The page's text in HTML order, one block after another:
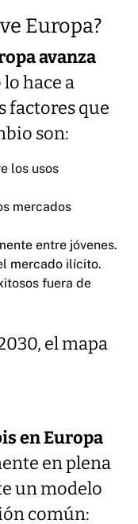
Europa?
avanza
lo hace a
factores que
son:
los usos
mercados
entre jóvenes.
mercado ilícito.
fuera de
el mapa
en Europa
en plena
un modelo
común: